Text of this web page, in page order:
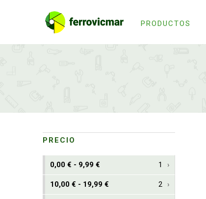
PRODUCTOS
PRECIO
0,00 € - 9,99 € 1
10,00 € - 19,99 € 2